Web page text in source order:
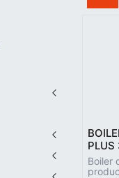
Boiler